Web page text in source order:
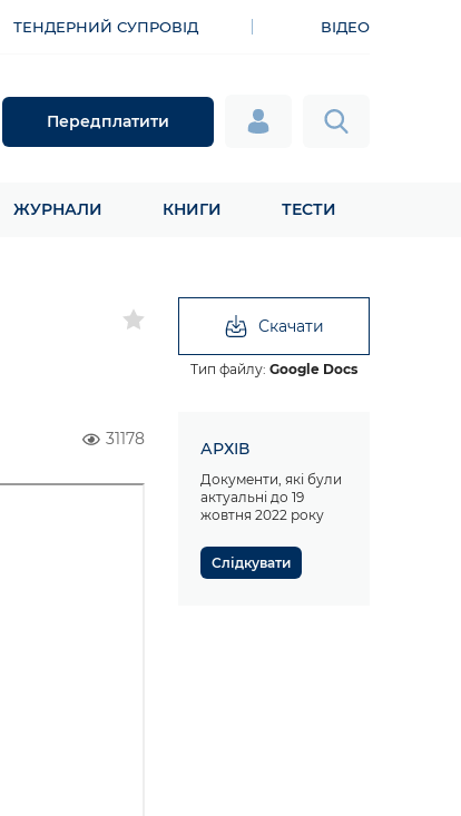
ТЕНДЕРНИЙ СУПРОВІД ВІДЕО
Передплатити
ЖУРНАЛИ КНИГИ ТЕСТИ
31178
Скачати
Тип файлу:Google Docs
АРХІВ
Документи, які були
актуальні до 19
жовтня 2022 року
Слідкувати